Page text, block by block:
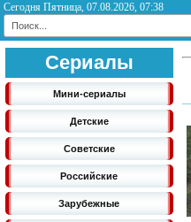
Сегодня Пятница, 07.08.2026, 07:38
Сериалы
Мини-сериалы
Детские
Советские
Российские
Зарубежные